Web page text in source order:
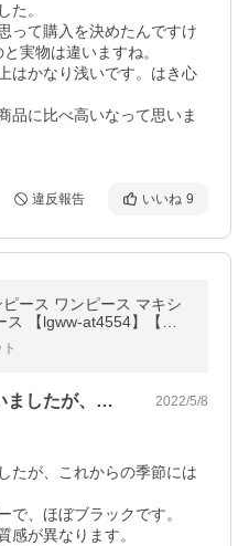
た。
って購入を決めたんですけ
実物は違いますね。
はかなり浅いです。はき心
品に比べ高いなって思いま
違反報告 いいね 9
ース ワンピース マキシ
【lgww-at4554】【予
荷予定順次発送】【送料
想像していた生地とは違いましたが、これ… 2022/5/8
たが、これからの季節には
で、ほぼブラックです。
感が異なります。